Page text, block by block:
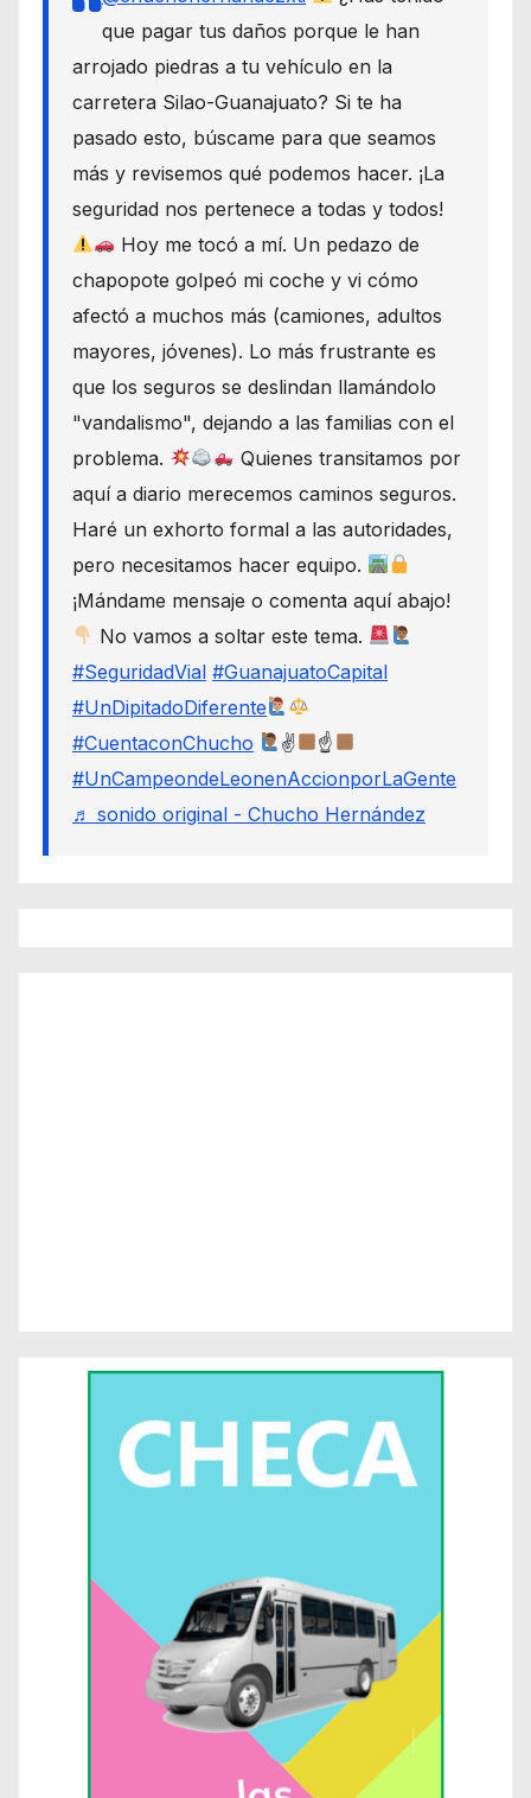
que pagar tus daños porque le han
arrojado piedras a tu vehículo en la
carretera Silao-Guanajuato? Si te ha
pasado esto, búscame para que seamos
más y revisemos qué podemos hacer. ¡La
seguridad nos pertenece a todas y todos!
Hoy me tocó a mí. Un pedazo de
chapopote golpeó mi coche y vi cómo
afectó a muchos más (camiones, adultos
mayores, jóvenes). Lo más frustrante es
que los seguros se deslindan llamándolo
"vandalismo", dejando a las familias con el
problema.
Quienes transitamos por
aquí a diario merecemos caminos seguros.
Haré un exhorto formal a las autoridades,
pero necesitamos hacer equipo.
¡Mándame mensaje o comenta aquí abajo!
No vamos a soltar este tema.
#SeguridadVial #GuanajuatoCapital
#UnDipitadoDiferente
#CuentaconChucho
✌
☝
#UnCampeondeLeonenAccionporLaGente
♬ sonido original - Chucho Hernández